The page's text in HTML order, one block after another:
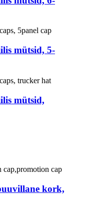
mütsid, 5-
mütsid,
kork,